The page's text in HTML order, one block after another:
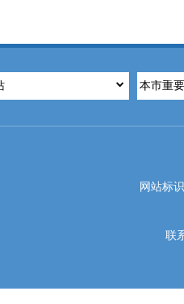
网站标
联